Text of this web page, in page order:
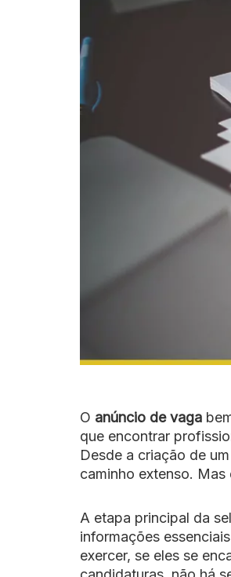
O anúncio de vaga
que encontrar
Desde a criação de
caminho extenso.
A etapa principal da
informações
exercer, se eles se